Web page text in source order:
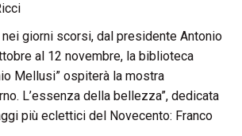
nei giorni scorsi, dal presidente Antonio
al 12 novembre, la biblioteca
Mellusi” ospiterà la mostra
L’essenza della bellezza”, dedicata
più eclettici del Novecento: Franco